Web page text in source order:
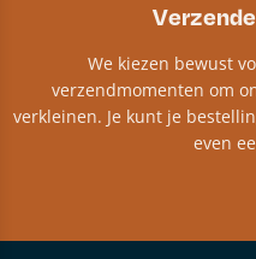
We kiezen bewust
verzendmomenten om
verkleinen. Je kunt je
even